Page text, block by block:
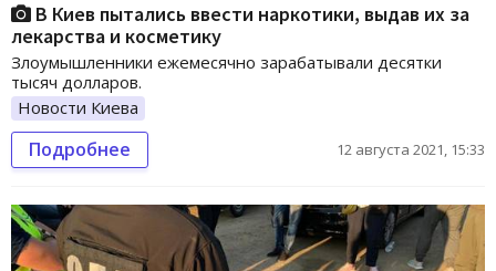
В Киев пытались ввести наркотики, выдав их за
лекарства и косметику
Злоумышленники ежемесячно зарабатывали десятки
тысяч долларов.
Новости Киева
Подробнее 12 августа 2021, 15:33